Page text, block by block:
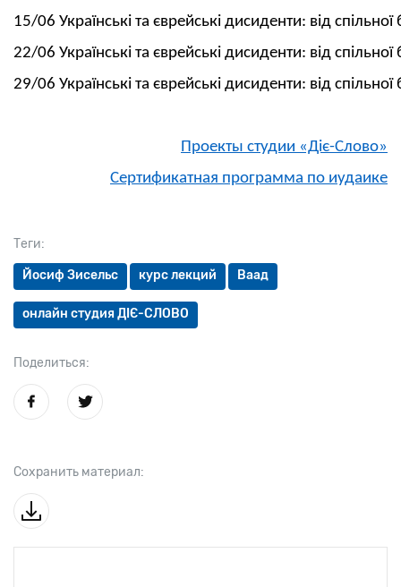
Теги:
Йосиф Зисельс курс лекций Ваад
онлайн студия ДІЄ-СЛОВО
Поделиться:
Сохранить материал:
15/06 Українські та єврейські дисиденти: від
22/06 Українські та єврейські дисиденти: від
29/06 Українські та єврейські дисиденти: від
Проекты студии «Діє-Слово»
Сертификатная программа по иудаике